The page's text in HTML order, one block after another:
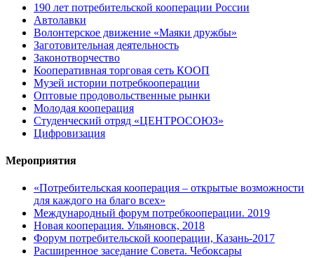
190 лет потребительской кооперации России
Автолавки
Волонтерское движение «Маяки дружбы»
Заготовительная деятельность
Законотворчество
Кооперативная торговая сеть КООП
Музей истории потребкооперации
Оптовые продовольственные рынки
Молодая кооперация
Студенческий отряд «ЦЕНТРОСОЮЗ»
Цифровизация
Мероприятия
«Потребительская кооперация – открытые возможности
для каждого на благо всех»
Международный форум потребкооперации. 2019
Новая кооперация. Ульяновск, 2018
Форум потребительской кооперации, Казань-2017
Расширенное заседание Совета. Чебоксары